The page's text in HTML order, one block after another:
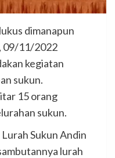
dimanapun
09/11/2022
kegiatan
sukun.
15 orang
sukun.
Sukun Andin
lurah